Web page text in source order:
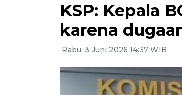
KSP: Kepala
karena
Rabu, 3 Juni 2026 14:37 WIB